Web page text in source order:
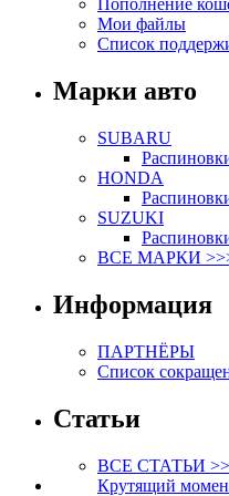
Пополнение
Мои файлы
Список
Марки авто
SUBARU
HONDA
SUZUKI
ВСЕ МАРКИ
Информация
ПАРТНЁРЫ
Список
Статьи
ВСЕ СТАТЬИ
Крутящий